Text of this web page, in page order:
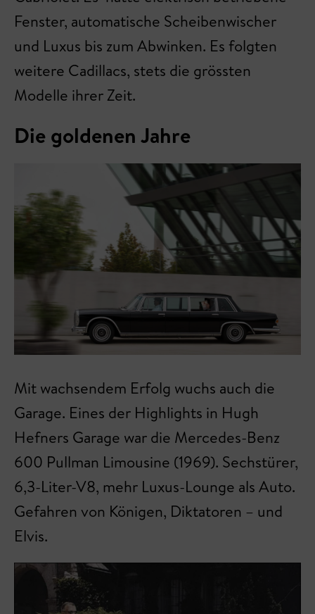
Fenster, automatische Scheibenwischer
und Luxus bis zum Abwinken. Es folgten
weitere Cadillacs, stets die grössten
Modelle ihrer Zeit.
Die goldenen Jahre
Mit wachsendem Erfolg wuchs auch die
Garage. Eines der Highlights in Hugh
Hefners Garage war die Mercedes-Benz
600 Pullman Limousine (1969). Sechstürer,
6,3-Liter-V8, mehr Luxus-Lounge als Auto.
Gefahren von Königen, Diktatoren – und
Elvis.